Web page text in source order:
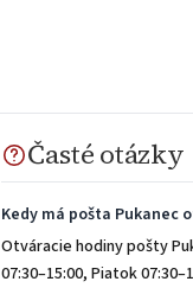
Časté otázky
Kedy má pošta Pukanec
Otváracie hodiny pošty
07:30–15:00, Piatok